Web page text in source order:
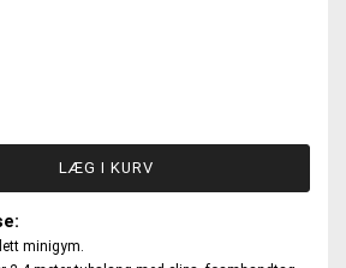
LÆG I KURV
minigym.